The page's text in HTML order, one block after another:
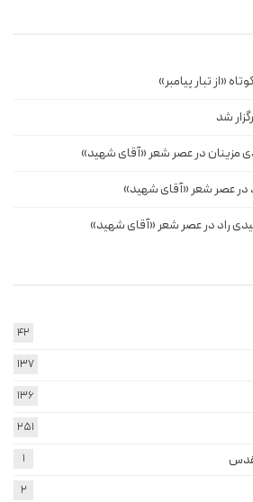
«از تبار پیامبر»
شد
مزینان در عصر شعر «آقای شهید»
در عصر شعر «آقای شهید»
راد در عصر شعر «آقای شهید»
42
137
136
251
1
2